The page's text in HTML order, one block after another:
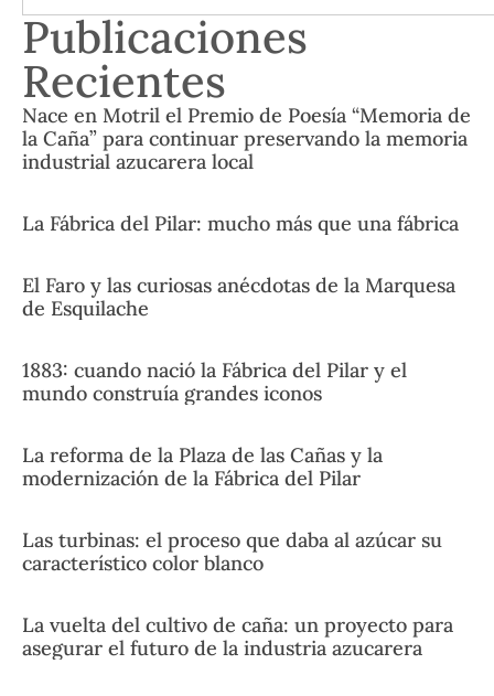
Publicaciones
Recientes
Nace en Motril el Premio de Poesía “Memoria de
la Caña” para continuar preservando la memoria
industrial azucarera local
La Fábrica del Pilar: mucho más que una fábrica
El Faro y las curiosas anécdotas de la Marquesa
de Esquilache
1883: cuando nació la Fábrica del Pilar y el
mundo construía grandes iconos
La reforma de la Plaza de las Cañas y la
modernización de la Fábrica del Pilar
Las turbinas: el proceso que daba al azúcar su
característico color blanco
La vuelta del cultivo de caña: un proyecto para
asegurar el futuro de la industria azucarera